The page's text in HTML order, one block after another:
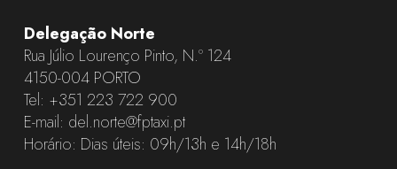
Delegação Norte
Rua Júlio Lourenço Pinto, N.º 124
4150-004 PORTO
Tel: +351 223 722 900
E-mail: del.norte@fptaxi.pt
Horário: Dias úteis: 09h/13h e 14h/18h